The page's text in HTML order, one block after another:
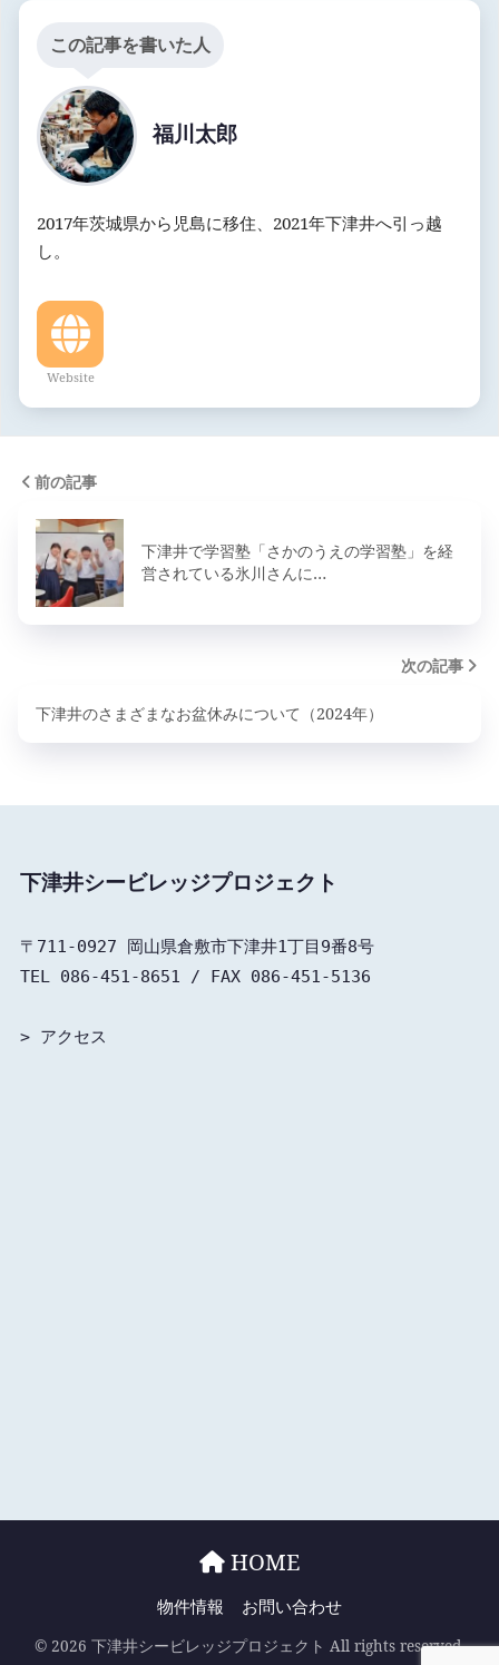
この記事を書いた人
福川太郎
2017年茨城県から児島に移住、2021年下津井へ引っ越
し。
Website
前の記事
下津井で学習塾「さかのうえの学習塾」を経
営されている氷川さんに…
次の記事
下津井のさまざまなお盆休みについて（2024年）
下津井シービレッジプロジェクト
〒711-0927 岡山県倉敷市下津井1丁目9番8号
TEL 086-451-8651 / FAX 086-451-5136
> アクセス
HOME
物件情報 お問い合わせ
© 2026 下津井シービレッジプロジェクト All rights reserved.